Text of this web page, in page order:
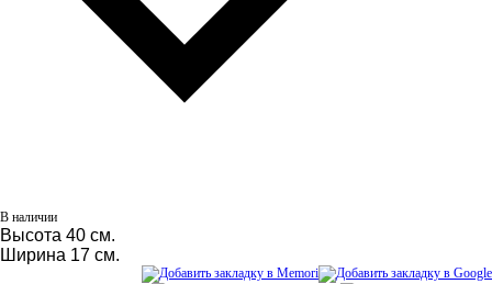
В наличии
Высота 40 см.
Ширина 17 см.